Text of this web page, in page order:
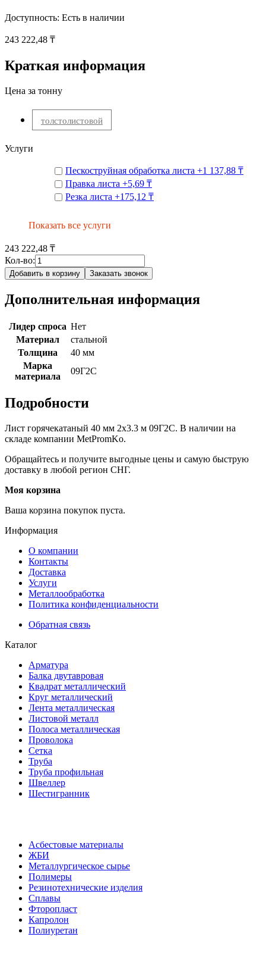
Доступность: Есть в наличии
243 222,48 ₸
Краткая информация
Цена за тонну
толстолистовой
Услуги
Пескоструйная обработка листа +1 137,88 ₸
Правка листа +5,69 ₸
Резка листа +175,12 ₸
Показать все услуги
243 222,48 ₸
Кол-во:
Добавить в корзину Заказать звонок
Дополнительная информация
Лидер спроса Нет
Материал
стальной
Толщина
40 мм
Марка
материала
09Г2С
Подробности
Лист горячекатаный 40 мм 2х3.3 м 09Г2С. В наличии на
складе компании MetPromKo.
Обращайтесь и получите выгодные цены и самую быструю
доставку в любой регион СНГ.
Моя корзина
Ваша корзина покупок пуста.
Информация
О компании
Контакты
Доставка
Услуги
Металлообработка
Политика конфиденциальности
Обратная связь
Каталог
Арматура
Балка двутавровая
Квадрат металлический
Круг металлический
Лента металлическая
Листовой металл
Полоса металлическая
Проволока
Сетка
Труба
Труба профильная
Швеллер
Шестигранник
Асбестовые материалы
ЖБИ
Металлургическое сырье
Полимеры
Резинотехнические изделия
Сплавы
Фторопласт
Капролон
Полиуретан